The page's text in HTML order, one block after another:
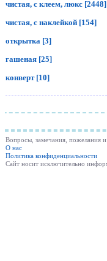
чистая, с клеем, люкс [2448]
чистая, с наклейкой [154]
открытка [3]
гашеная [25]
конверт [10]
Вопросы, замечания, пожелания
О нас
Политика конфиденциальности
Cайт носит исключительно